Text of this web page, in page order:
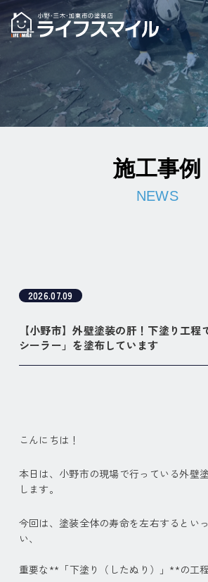
施工事例
2026.07.09
【小野市】外壁塗装の肝！下塗り工程
シーラー」を塗布しています
こんにちは！
本日は、小野市の現場で行っている外壁
します。
今回は、塗装全体の寿命を左右するとい
い、
重要な**「下塗り（したぬり）」**の工